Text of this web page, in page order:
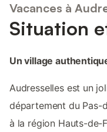
Vacances à
Situation
Un village
Audresselles est un
département du Pas-
à la région Hauts-de-